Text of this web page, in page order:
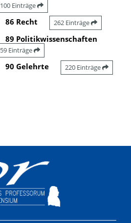
100 Einträge
86 Recht 262 Einträge
89 Politikwissenschaften
59 Einträge
90 Gelehrte 220 Einträge